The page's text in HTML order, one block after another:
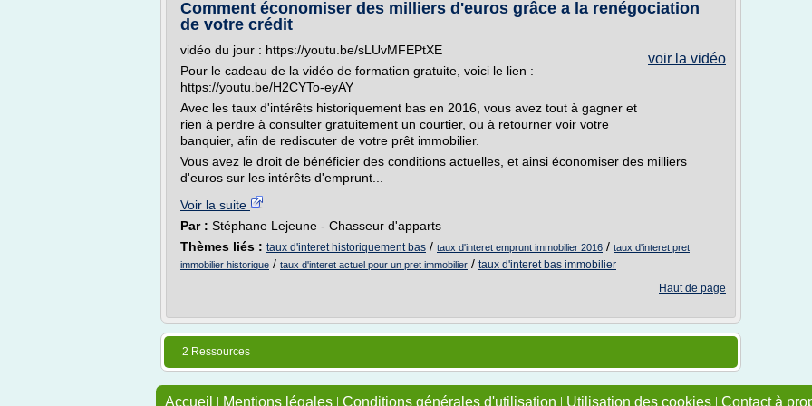
Comment économiser des milliers d'euros grâce a la renégociation
de votre crédit
voir la vidéo
vidéo du jour : https://youtu.be/sLUvMFEPtXE
Pour le cadeau de la vidéo de formation gratuite, voici le lien :
https://youtu.be/H2CYTo-eyAY
Avec les taux d'intérêts historiquement bas en 2016, vous avez tout à gagner et
rien à perdre à consulter gratuitement un courtier, ou à retourner voir votre
banquier, afin de rediscuter de votre prêt immobilier.
Vous avez le droit de bénéficier des conditions actuelles, et ainsi économiser des milliers
d'euros sur les intérêts d'emprunt...
Voir la suite
Par : Stéphane Lejeune - Chasseur d'apparts
Thèmes liés : taux d'interet historiquement bas / taux d'interet emprunt immobilier 2016 / taux d'interet pret
immobilier historique / taux d'interet actuel pour un pret immobilier / taux d'interet bas immobilier
Haut de page
2 Ressources
Accueil | Mentions légales | Conditions générales d'utilisation | Utilisation des cookies | Contact à